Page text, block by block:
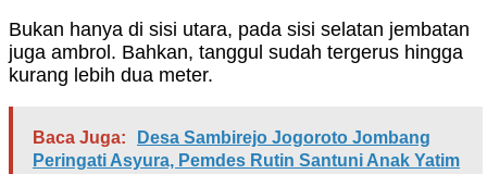
Bukan hanya di sisi utara, pada sisi selatan jembatan
juga ambrol. Bahkan, tanggul sudah tergerus hingga
kurang lebih dua meter.
Baca Juga:
Desa Sambirejo Jogoroto Jombang
Peringati Asyura, Pemdes Rutin Santuni Anak Yatim